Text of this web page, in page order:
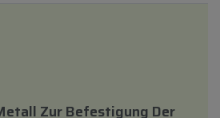
Zur Befestigung Der